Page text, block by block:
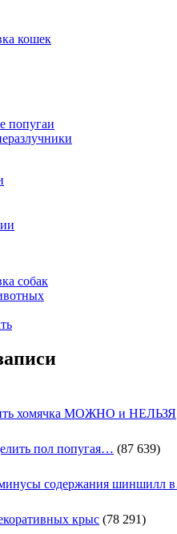
кошек
попугаи
собак
хомячка МОЖНО и НЕЛЬЗЯ
пол попугая… (87 639)
содержания шиншилл
крыс (78 291)